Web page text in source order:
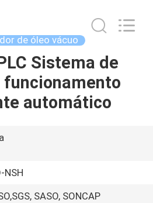
de óleo vácuo
Sistema de
funcionamento
automático
NSH
SASO, SONCAP